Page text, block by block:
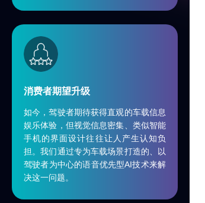
ꀂ 用户体验服务
ꀂ 集成
定制
质量保证
新闻
所有文章
新闻动态
ꀂ 微信文章
消费者期望升级
如今，驾驶者期待获得直观的车载信息
娱乐体验，但视觉信息密集、类似智能
手机的界面设计往往让人产生认知负
担。我们通过专为车载场景打造的、以
驾驶者为中心的语音优先型AI技术来解
决这一问题。